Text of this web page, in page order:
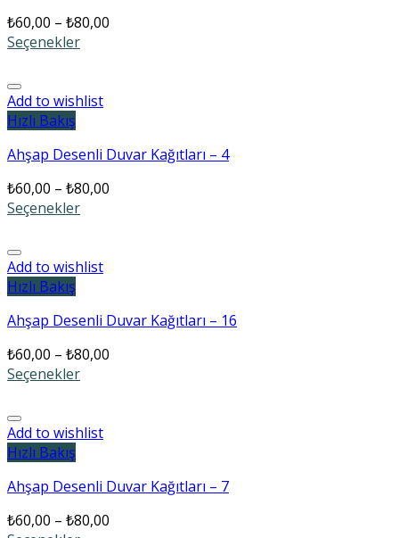
₺60,00 – ₺80,00
Seçenekler
Add to wishlist
Hızlı Bakış
Ahşap Desenli Duvar Kağıtları – 4
₺60,00 – ₺80,00
Seçenekler
Add to wishlist
Hızlı Bakış
Ahşap Desenli Duvar Kağıtları – 16
₺60,00 – ₺80,00
Seçenekler
Add to wishlist
Hızlı Bakış
Ahşap Desenli Duvar Kağıtları – 7
₺60,00 – ₺80,00